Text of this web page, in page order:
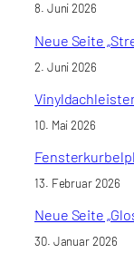
8. Juni 2026
Neue Seite
2. Juni 2026
10. Mai 2026
13. Februar 2026
Neue Seite
30. Januar 2026